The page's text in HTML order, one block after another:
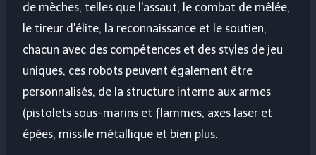
de mèches, telles que l'assaut, le combat de mêlée,
le tireur d'élite, la reconnaissance et le soutien,
chacun avec des compétences et des styles de jeu
uniques, ces robots peuvent également être
personnalisés, de la structure interne aux armes
(pistolets sous-marins et flammes, axes laser et
épées, missile métallique et bien plus.